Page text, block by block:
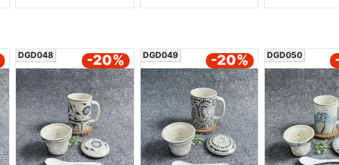
DGD048 -20% DGD049 -20% DGD050